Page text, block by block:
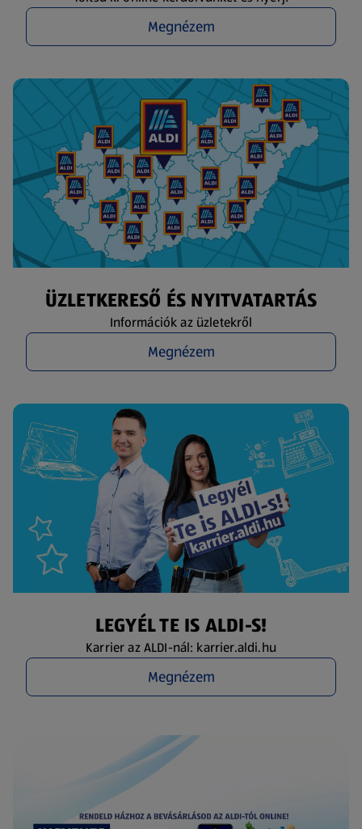
Megnézem
ÜZLETKERESŐ ÉS NYITVATARTÁS
Információk az üzletekről
Megnézem
LEGYÉL TE IS ALDI-S!
Karrier az ALDI-nál: karrier.aldi.hu
Megnézem